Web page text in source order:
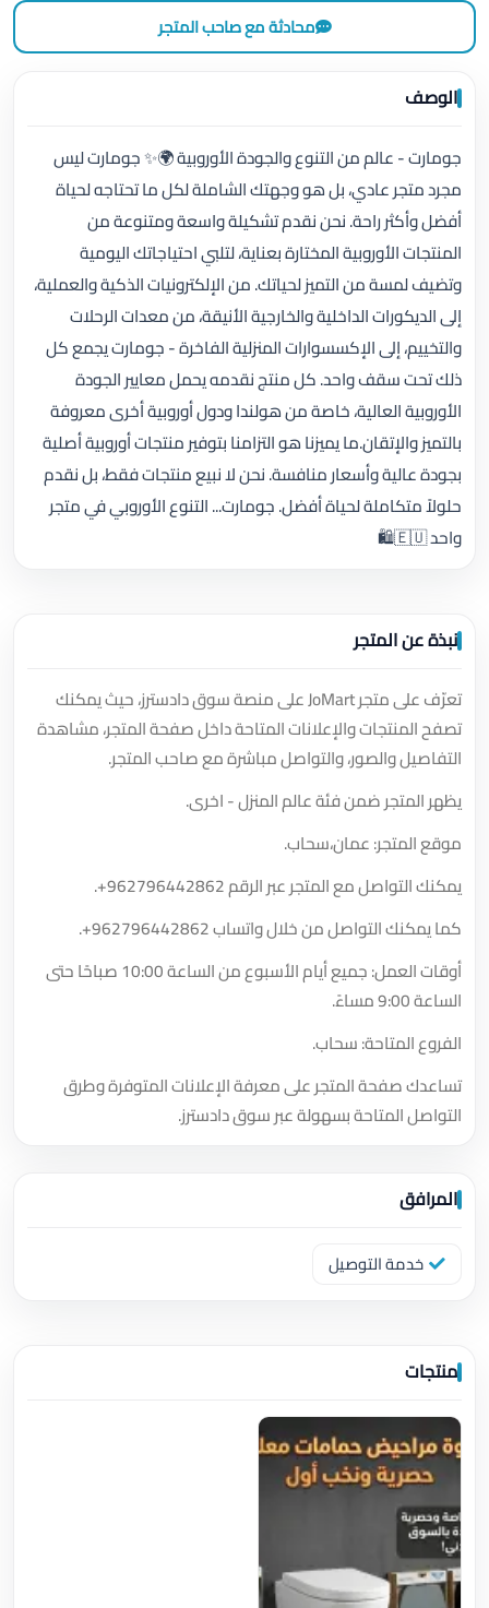
محادثة مع صاحب المتجر
الوصف
جومارت - عالم من التنوع والجودة الأوروبية 🌍✨ جومارت ليس
مجرد متجر عادي، بل هو وجهتك الشاملة لكل ما تحتاجه لحياة
أفضل وأكثر راحة. نحن نقدم تشكيلة واسعة ومتنوعة من
المنتجات الأوروبية المختارة بعناية، لتلبي احتياجاتك اليومية
وتضيف لمسة من التميز لحياتك. من الإلكترونيات الذكية والعملية،
إلى الديكورات الداخلية والخارجية الأنيقة، من معدات الرحلات
والتخييم، إلى الإكسسوارات المنزلية الفاخرة - جومارت يجمع كل
ذلك تحت سقف واحد. كل منتج نقدمه يحمل معايير الجودة
الأوروبية العالية، خاصة من هولندا ودول أوروبية أخرى معروفة
بالتميز والإتقان.ما يميزنا هو التزامنا بتوفير منتجات أوروبية أصلية
بجودة عالية وأسعار منافسة. نحن لا نبيع منتجات فقط، بل نقدم
حلولاً متكاملة لحياة أفضل. جومارت... التنوع الأوروبي في متجر
واحد 🇪🇺🛍️
نبذة عن المتجر
تعرّف على متجر JoMart على منصة سوق دادسترز، حيث يمكنك
تصفح المنتجات والإعلانات المتاحة داخل صفحة المتجر، مشاهدة
التفاصيل والصور، والتواصل مباشرة مع صاحب المتجر.
يظهر المتجر ضمن فئة عالم المنزل - اخرى.
موقع المتجر: عمان،سحاب.
يمكنك التواصل مع المتجر عبر الرقم+962796442862
.
كما يمكنك التواصل من خلال واتساب+962796442862
.
أوقات العمل: جميع أيام الأسبوع من الساعة 10:00 صباحًا حتى
الساعة 9:00 مساءً.
الفروع المتاحة: سحاب.
تساعدك صفحة المتجر على معرفة الإعلانات المتوفرة وطرق
التواصل المتاحة بسهولة عبر سوق دادسترز.
المرافق
خدمة التوصيل
منتجات